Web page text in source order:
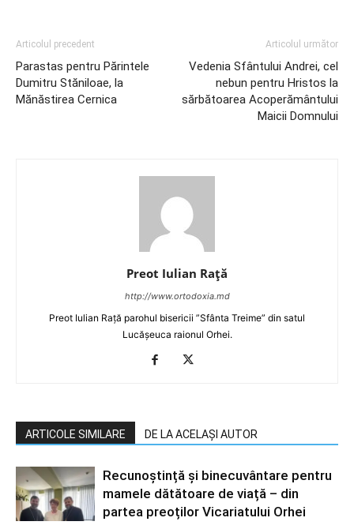
Articolul precedent
Parastas pentru Părintele
Dumitru Stăniloae, la
Mănăstirea Cernica
Articolul următor
Vedenia Sfântului Andrei, cel
nebun pentru Hristos la
sărbătoarea Acoperământului
Maicii Domnului
Preot Iulian Raţă
http://www.ortodoxia.md
Preot Iulian Rață parohul bisericii ”Sfânta Treime” din satul
Lucășeuca raionul Orhei.
ARTICOLE SIMILARE DE LA ACELAȘI AUTOR
Recunoștință și binecuvântare pentru
mamele dătătoare de viață – din
partea preoților Vicariatului Orhei